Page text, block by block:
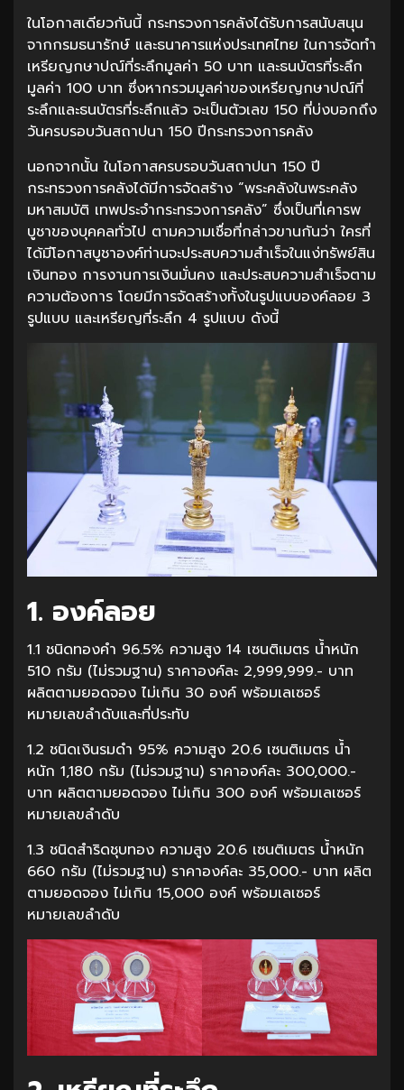
ในโอกาสเดียวกันนี้ กระทรวงการคลังได้รับการสนับสนุน
จากกรมธนารักษ์ และธนาคารแห่งประเทศไทย ในการจัดทำ
เหรียญกษาปณ์ที่ระลึกมูลค่า 50 บาท และธนบัตรที่ระลึก
มูลค่า 100 บาท ซึ่งหากรวมมูลค่าของเหรียญกษาปณ์ที่
ระลึกและธนบัตรที่ระลึกแล้ว จะเป็นตัวเลข 150 ที่บ่งบอกถึง
วันครบรอบวันสถาปนา 150 ปีกระทรวงการคลัง
นอกจากนั้น ในโอกาสครบรอบวันสถาปนา 150 ปี
กระทรวงการคลังได้มีการจัดสร้าง “พระคลังในพระคลัง
มหาสมบัติ เทพประจำกระทรวงการคลัง” ซึ่งเป็นที่เคารพ
บูชาของบุคคลทั่วไป ตามความเชื่อที่กล่าวขานกันว่า ใครที่
ได้มีโอกาสบูชาองค์ท่านจะประสบความสำเร็จในแง่ทรัพย์สิน
เงินทอง การงานการเงินมั่นคง และประสบความสำเร็จตาม
ความต้องการ โดยมีการจัดสร้างทั้งในรูปแบบองค์ลอย 3
รูปแบบ และเหรียญที่ระลึก 4 รูปแบบ ดังนี้
1. องค์ลอย
1.1 ชนิดทองคำ 96.5% ความสูง 14 เซนติเมตร น้ำหนัก
510 กรัม (ไม่รวมฐาน) ราคาองค์ละ 2,999,999.- บาท
ผลิตตามยอดจอง ไม่เกิน 30 องค์ พร้อมเลเซอร์
หมายเลขลำดับและที่ประทับ
1.2 ชนิดเงินรมดำ 95% ความสูง 20.6 เซนติเมตร น้ำ
หนัก 1,180 กรัม (ไม่รวมฐาน) ราคาองค์ละ 300,000.-
บาท ผลิตตามยอดจอง ไม่เกิน 300 องค์ พร้อมเลเซอร์
หมายเลขลำดับ
1.3 ชนิดสำริดชุบทอง ความสูง 20.6 เซนติเมตร น้ำหนัก
660 กรัม (ไม่รวมฐาน) ราคาองค์ละ 35,000.- บาท ผลิต
ตามยอดจอง ไม่เกิน 15,000 องค์ พร้อมเลเซอร์
หมายเลขลำดับ